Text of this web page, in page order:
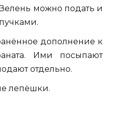
можно подать и
дополнение к
Ими посыпают
отдельно.
лепёшки.